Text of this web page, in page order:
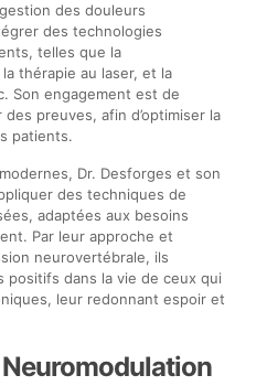
des douleurs
des technologies
telles que la
thérapie au laser, et la
Son engagement est de
preuves, afin d’optimiser la
patients.
Dr. Desforges et son
des techniques de
adaptées aux besoins
Par leur approche et
neurovertébrale, ils
positifs dans la vie de ceux qui
leur redonnant espoir et